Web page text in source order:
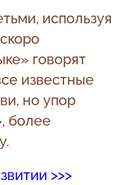
используя
говорят
известные
но упор
более
>>>